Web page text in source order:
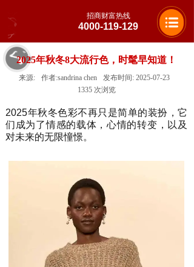
2025年秋冬8大流行色，时髦早知道！
来源: 作者:sandrina chen 发布时间: 2025-07-23
1335 次浏览
2025年秋冬色彩不再只是简单的装扮，它
们成为了情感的载体，心情的转变，以及
对未来的无限憧憬。
招商财富热线
4000-119-129